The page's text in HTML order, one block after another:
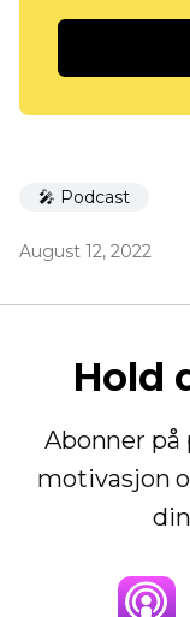
🎤 Podcast
August 12, 2022
Hold
Abonner på
motivasjon